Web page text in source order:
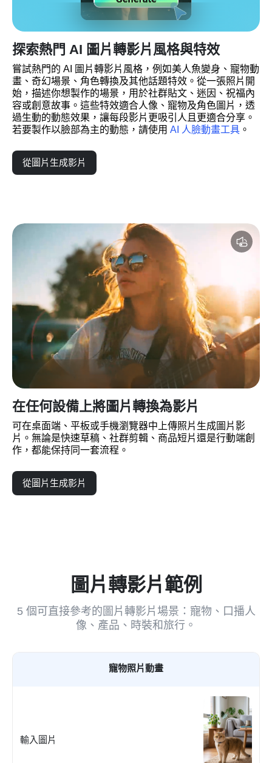
探索熱門 AI 圖片轉影片風格與特效
嘗試熱門的 AI 圖片轉影片風格，例如美人魚變身、寵物動
畫、奇幻場景、角色轉換及其他話題特效。從一張照片開
始，描述你想製作的場景，用於社群貼文、迷因、祝福內
容或創意故事。這些特效適合人像、寵物及角色圖片，透
過生動的動態效果，讓每段影片更吸引人且更適合分享。
若要製作以臉部為主的動態，請使用 AI 人臉動畫工具 。
從圖片生成影片
在任何設備上將圖片轉換為影片
可在桌面端、平板或手機瀏覽器中上傳照片生成圖片影
片。無論是快速草稿、社群剪輯、商品短片還是行動端創
作，都能保持同一套流程。
從圖片生成影片
圖片轉影片範例
5 個可直接參考的圖片轉影片場景：寵物、口播人
像、產品、時裝和旅行。
寵物照片動畫
輸入圖片